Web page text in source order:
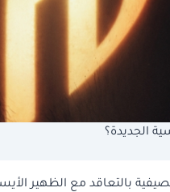
الجديدة؟
بالتعاقد مع الظهير